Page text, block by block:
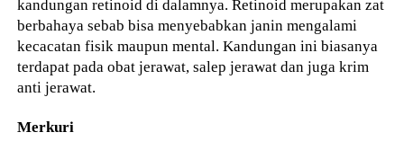
kandungan retinoid di dalamnya. Retinoid merupakan zat
berbahaya sebab bisa menyebabkan janin mengalami
kecacatan fisik maupun mental. Kandungan ini biasanya
terdapat pada obat jerawat, salep jerawat dan juga krim
anti jerawat.
Merkuri